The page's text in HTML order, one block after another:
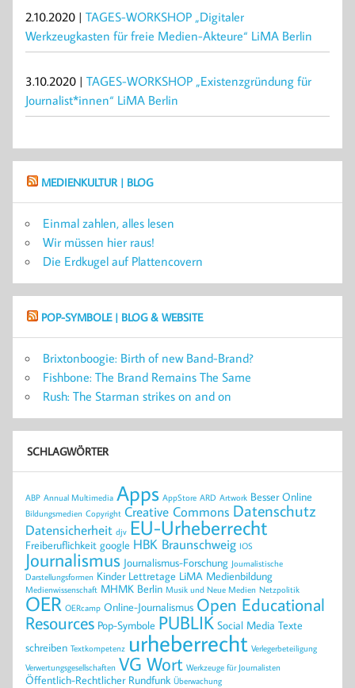
2.10.2020 | TAGES-WORKSHOP „Digitaler
Werkzeugkasten für freie Medien-Akteure“ LiMA Berlin
3.10.2020 | TAGES-WORKSHOP „Existenzgründung für
Journalist*innen“ LiMA Berlin
MEDIENKULTUR | BLOG
Einmal zahlen, alles lesen
Wir müssen hier raus!
Die Erdkugel auf Plattencovern
POP-SYMBOLE | BLOG & WEBSITE
Brixtonboogie: Birth of new Band-Brand?
Fishbone: The Brand Remains The Same
Rush: The Starman strikes on and on
SCHLAGWÖRTER
ABP Annual Multimedia Apps AppStore ARD Artwork Besser Online
Bildungsmedien Copyright Creative Commons Datenschutz
Datensicherheit djv EU-Urheberrecht
Freiberuflichkeit google HBK Braunschweig IOS
Journalismus Journalismus-Forschung Journalistische
Darstellungsformen Kinder Lettretage LiMA Medienbildung
Medienwissenschaft MHMK Berlin Musik und Neue Medien Netzpolitik
OER OERcamp Online-Journalismus Open Educational
Resources Pop-Symbole PUBLIK Social Media Texte
schreiben Textkompetenz urheberrecht Verlegerbeteiligung
Verwertungsgesellschaften VG Wort Werkzeuge für Journalisten
Öffentlich-Rechtlicher Rundfunk Überwachung